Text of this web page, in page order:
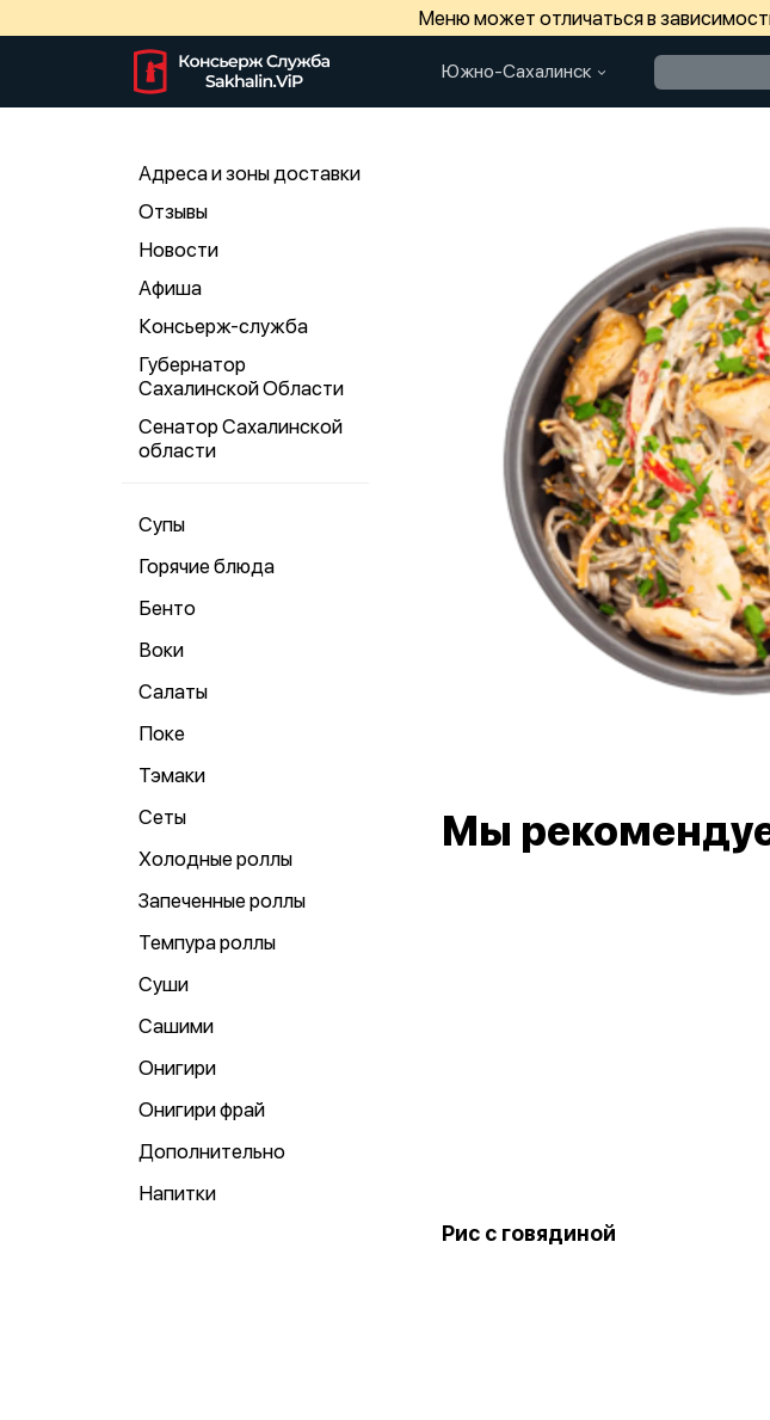
Меню может отличаться в
Южно-Сахалинск
Адреса и зоны доставки
Отзывы
Новости
Афиша
Консьерж-служба
Губернатор
Сахалинской Области
Сенатор Сахалинской
области
Супы
Горячие блюда
Бенто
Воки
Салаты
Поке
Тэмаки
Сеты
Холодные роллы
Запеченные роллы
Темпура роллы
Суши
Сашими
Онигири
Онигири фрай
Дополнительно
Напитки
Мы
Рис с говядиной